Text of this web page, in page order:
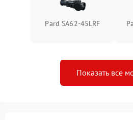
Pard SA62-45LRF
Показать все